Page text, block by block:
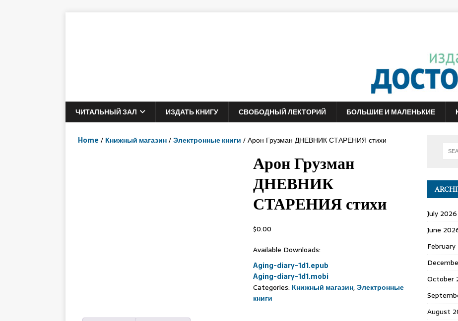
ЧИТАЛЬНЫЙ ЗАЛ ИЗДАТЬ КНИГУ СВОБОДНЫЙ ЛЕКТОРИЙ БОЛЬШИЕ И МАЛЕНЬКИЕ
Home / Книжный магазин/Электронные книги / Арон Грузман ДНЕВНИК СТАРЕНИЯ стихи
Арон Грузман
ДНЕВНИК
СТАРЕНИЯ стихи
$0.00
Available Downloads:
Aging-diary-1d1.epub
Aging-diary-1d1.mobi
Categories: Книжный магазин,Электронные
книги
July 2026
June
October
August